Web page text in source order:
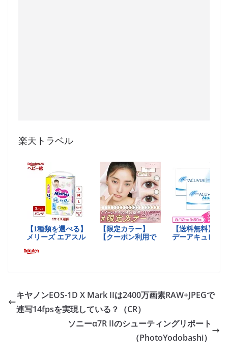
楽天トラベル
キヤノンEOS-1D X Mark IIは2400万画素RAW+JPEGで
連写14fpsを実現している？（CR）
ソニーα7R IIのシューティングリポート
（PhotoYodobashi）